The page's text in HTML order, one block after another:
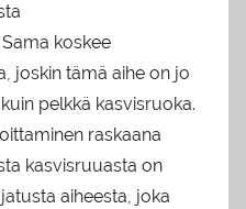
koskee
joskin tämä aihe on jo
pelkkä kasvisruoka.
raskaana
kasvisruuasta on
aiheesta, joka